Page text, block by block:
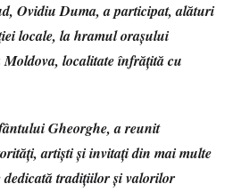
Ovidiu Duma, a participat, alături
locale, la hramul orașului
localitate înfrățită cu
Gheorghe, a reunit
artiști și invitați din mai multe
dedicată tradițiilor și valorilor